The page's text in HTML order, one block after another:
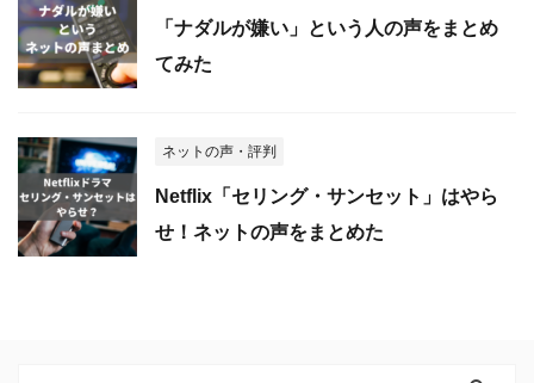
「ナダルが嫌い」という人の声をまとめ
てみた
ネットの声・評判
Netflix「セリング・サンセット」はやら
せ！ネットの声をまとめた